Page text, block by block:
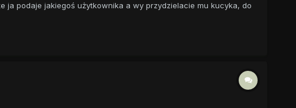
ja podaje jakiegoś użytkownika a wy przydzielacie mu kucyka, do